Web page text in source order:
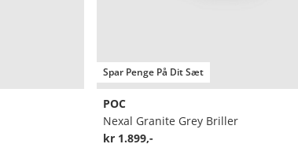
Spar Penge På Dit Sæt
POC
Nexal Granite Grey Briller
kr 1.899,-